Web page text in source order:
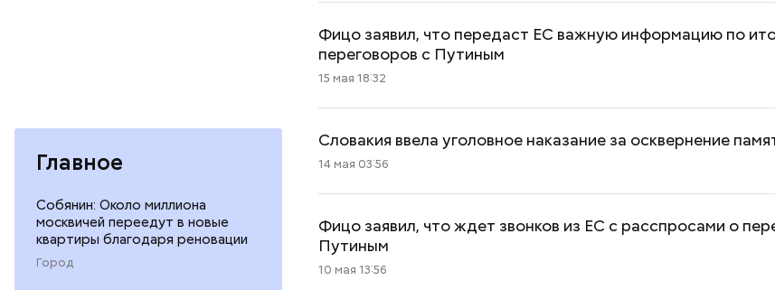
Главное
Собянин: Около миллиона
москвичей переедут в новые
квартиры благодаря реновации
Город
Фицо заявил, что передаст ЕС важную информацию по
переговоров с Путиным
15 мая 18:32
Словакия ввела уголовное наказание за осквернение
14 мая 03:56
Фицо заявил, что ждет звонков из ЕС с расспросами о
Путиным
10 мая 13:56